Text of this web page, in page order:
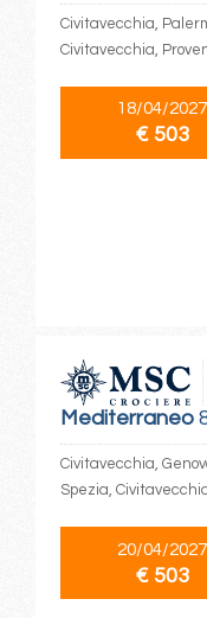
Civitavecchia,
Civitavecchia,
18/04/2027
€ 503
Mediterraneo
Civitavecchia,
Spezia,
20/04/2027
€ 503